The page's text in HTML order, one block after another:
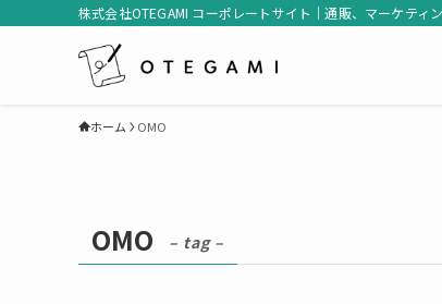
株式会社OTEGAMI コーポレートサイト｜通販、マーケティ
ホーム OMO
OMO – tag –